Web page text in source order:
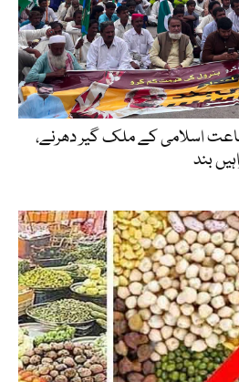
اسلامی کے ملک گیر دھرنے،
بند